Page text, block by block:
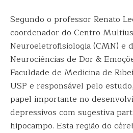
Segundo o professor Renato
coordenador do Centro
Neuroeletrofisiologia (CMN) e
Neurociências de Dor &
Faculdade de Medicina de
USP e responsável pelo
papel importante no
depressivos com sugestiva
hipocampo. Esta região do